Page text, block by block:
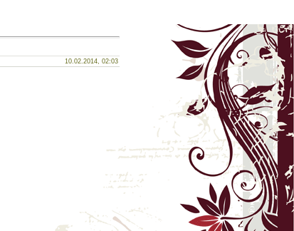
10.02.2014, 02:03